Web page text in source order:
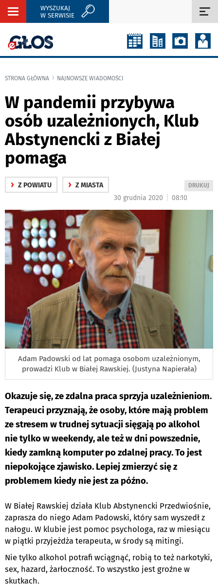
Rozwiń
WYSZUKAJ
W SERWISIE
STRONA GŁÓWNA NAJNOWSZE WIADOMOŚCI
W pandemii przybywa
osób uzależnionych, Klub
Abstynencki z Białej
pomaga
› Z POWIATU › Z MIASTA
WYDRUKUJ
DRUKUJ
30 grudnia 2020 08:10
Adam Padowski od lat pomaga osobom uzależnionym,
prowadzi Klub w Białej Rawskiej. (Justyna Napierała)
Okazuje się, ze zdalna praca sprzyja uzależnieniom.
Terapeuci przyznają, że osoby, które mają problem
ze stresem w trudnej sytuacji sięgają po alkohol
nie tylko w weekendy, ale też w dni powszednie,
kiedy zamkną komputer po zdalnej pracy. To jest
niepokojące zjawisko. Lepiej zmierzyć się z
problemem kiedy nie jest za późno.
W Białej Rawskiej działa Klub Abstynencki Przedwiośnie,
zaprasza do niego Adam Padowski, który sam wyszedł z
nałogu. W klubie jest pomoc psychologa, raz w miesiącu
w piątki przyjeżdża terapeuta, w środy są mitingi.
Nie tylko alkohol potrafi wciągnąć, robią to też narkotyki,
sex, hazard, żarłoczność. To wszystko jest groźne w
skutkach.